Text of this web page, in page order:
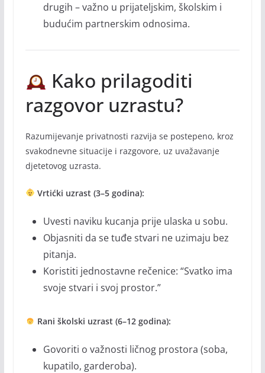
drugih – važno u prijateljskim, školskim i
budućim partnerskim odnosima.
Kako prilagoditi
razgovor uzrastu?
Razumijevanje privatnosti razvija se postepeno, kroz
svakodnevne situacije i razgovore, uz uvažavanje
djetetovog uzrasta.
Vrtićki uzrast (3–5 godina):
Uvesti naviku kucanja prije ulaska u sobu.
Objasniti da se tuđe stvari ne uzimaju bez
pitanja.
Koristiti jednostavne rečenice: “Svatko ima
svoje stvari i svoj prostor.”
Rani školski uzrast (6–12 godina):
Govoriti o važnosti ličnog prostora (soba,
kupatilo, garderoba).